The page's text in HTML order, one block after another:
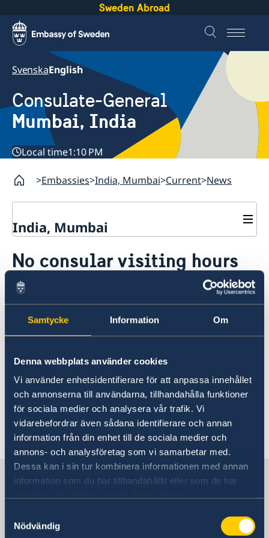
Samtycke Information Om
Denna webbplats använder cookies
Vi använder enhetsidentifierare för att anpassa innehållet
och annonserna till användarna, tillhandahålla funktioner
för sociala medier och analysera vår trafik. Vi
vidarebefordrar även sådana identifierare och annan
information från din enhet till de sociala medier och
annons- och analysföretag som vi samarbetar med.
Dessa kan i sin tur kombinera informationen med annan
information som du har tillhandahållit eller som de har
Nödvändig
Sweden Abroad
SvenskaEnglish
Consulate-General
Mumbai, India
Local time1:10 PM
Embassies India, Mumbai Current News
India, Mumbai
About us
Consulate General Staff
Sweden-India Business Guide 2025
Business Climate Survey 2025/2026
Current
News
Beware of Fraudulent Job Offers
Vacancies and internships
No consular visiting hours
on the 24 December 2025
19 Dec 2025
hours at the Consulate General on 24
December 2025. The consular visiting
hours will resume on 7 January 2026.
Sweden in India
Consulate-General